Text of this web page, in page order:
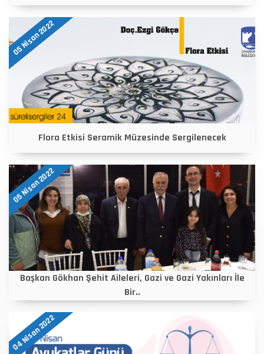
05 Nisan 2022
Flora Etkisi Seramik Müzesinde Sergilenecek
05 Nisan 2022
Başkan Gökhan Şehit Aileleri, Gazi ve Gazi Yakınları İle
Bir..
04 Nisan 2022